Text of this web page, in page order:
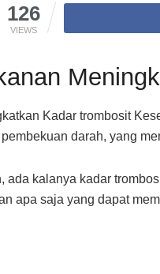
126
VIEWS
Kadar trombosit
darah, yang
ada kalanya kadar
apa saja yang dapat